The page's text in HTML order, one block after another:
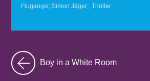
Flugangst; Simon Jäger;, Thriller
Boy in a White Room